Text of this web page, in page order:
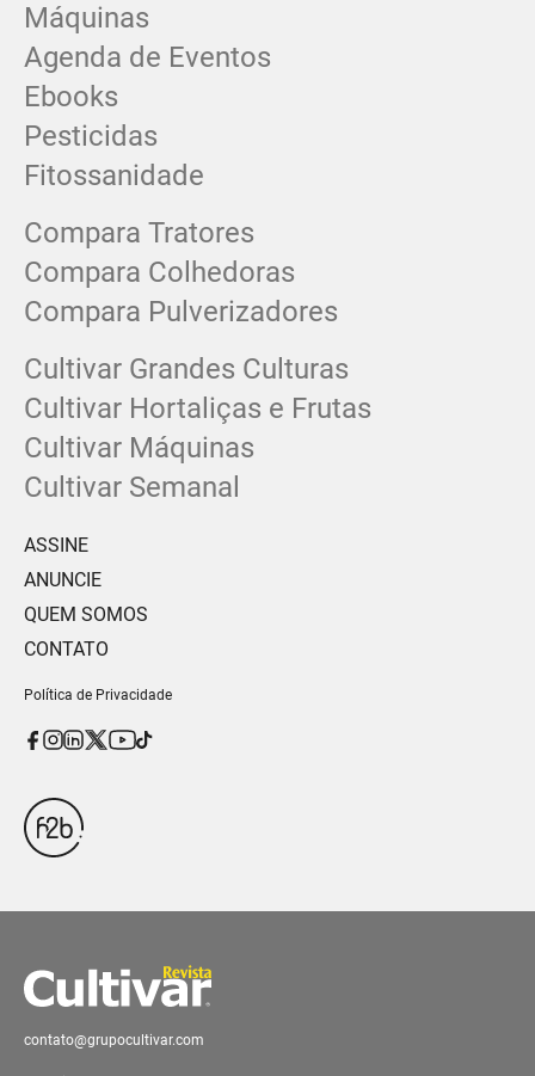
Máquinas
Agenda de Eventos
Ebooks
Pesticidas
Fitossanidade
Compara Tratores
Compara Colhedoras
Compara Pulverizadores
Cultivar Grandes Culturas
Cultivar Hortaliças e Frutas
Cultivar Máquinas
Cultivar Semanal
ASSINE
ANUNCIE
QUEM SOMOS
CONTATO
Política de Privacidade
contato@grupocultivar.com